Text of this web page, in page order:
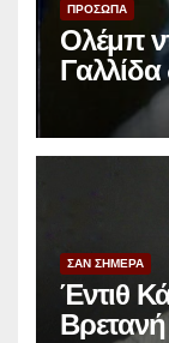
ΠΡΟΣΩΠΑ
Ολέμπ
ΣΑΝ ΣΗΜΕΡΑ
Έντιθ